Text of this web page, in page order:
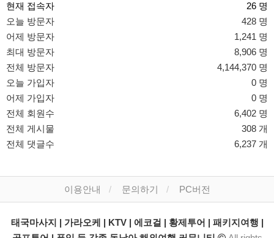
현재 접속자
26 명
오늘 방문자
428 명
어제 방문자
1,241 명
최대 방문자
8,906 명
전체 방문자
4,144,370 명
오늘 가입자
0 명
어제 가입자
0 명
전체 회원수
6,402 명
전체 게시물
308 개
전체 댓글수
6,237 개
이용안내 문의하기 PC버전
태국마사지 | 가라오케 | KTV | 에코걸 | 황제투어 | 패키지여행 |